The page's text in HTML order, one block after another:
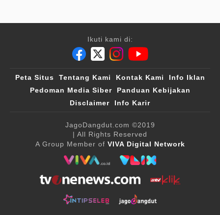
Ikuti kami di:
Peta Situs Tentang Kami Kontak Kami
Info Iklan
Pedoman Media Siber
Panduan Kebijakan
Disclaimer
Info Karir
JagoDangdut.com ©2019
| All Rights Reserved
A Group Member of VIVA Digital Network